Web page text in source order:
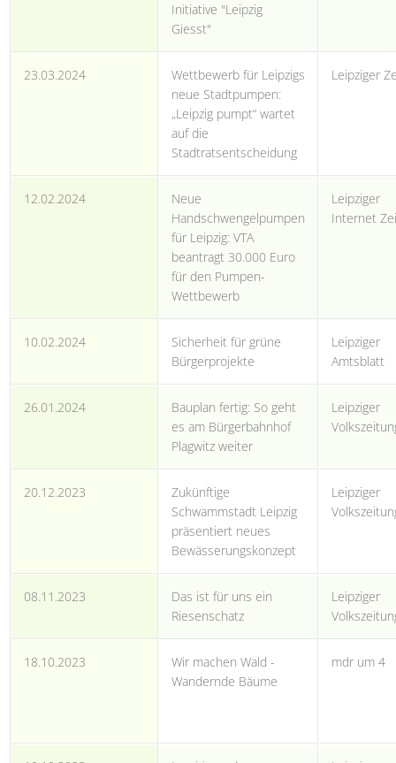
Initiative "Leipzig
Giesst"
23.03.2024
Wettbewerb für Leipzigs
neue Stadtpumpen:
„Leipzig pumpt“ wartet
auf die
Stadtratsentscheidung
Leipziger
12.02.2024
Neue
Handschwengelpumpen
für Leipzig: VTA
beantragt 30.000 Euro
für den Pumpen-
Wettbewerb
Leipziger
Internet
10.02.2024
Sicherheit für grüne
Bürgerprojekte
Leipziger
Amtsblatt
26.01.2024
Bauplan fertig: So geht
es am Bürgerbahnhof
Plagwitz weiter
Leipziger
20.12.2023
Zukünftige
Schwammstadt Leipzig
präsentiert neues
Bewässerungskonzept
Leipziger
08.11.2023
Das ist für uns ein
Riesenschatz
Leipziger
18.10.2023
Wir machen Wald -
Wandernde Bäume
mdr um 4